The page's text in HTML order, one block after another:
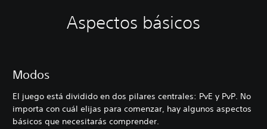
Aspectos básicos
Modos
El juego está dividido en dos pilares centrales: PvE y PvP. No
importa con cuál elijas para comenzar, hay algunos aspectos
básicos que necesitarás comprender.